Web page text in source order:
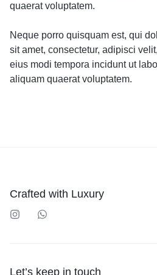
quaerat voluptatem.
Neque porro quisquam est, qui
sit amet, consectetur, adipisci
eius modi tempora incidunt ut
aliquam quaerat voluptatem.
Crafted with Luxury
Let’s keep in touch